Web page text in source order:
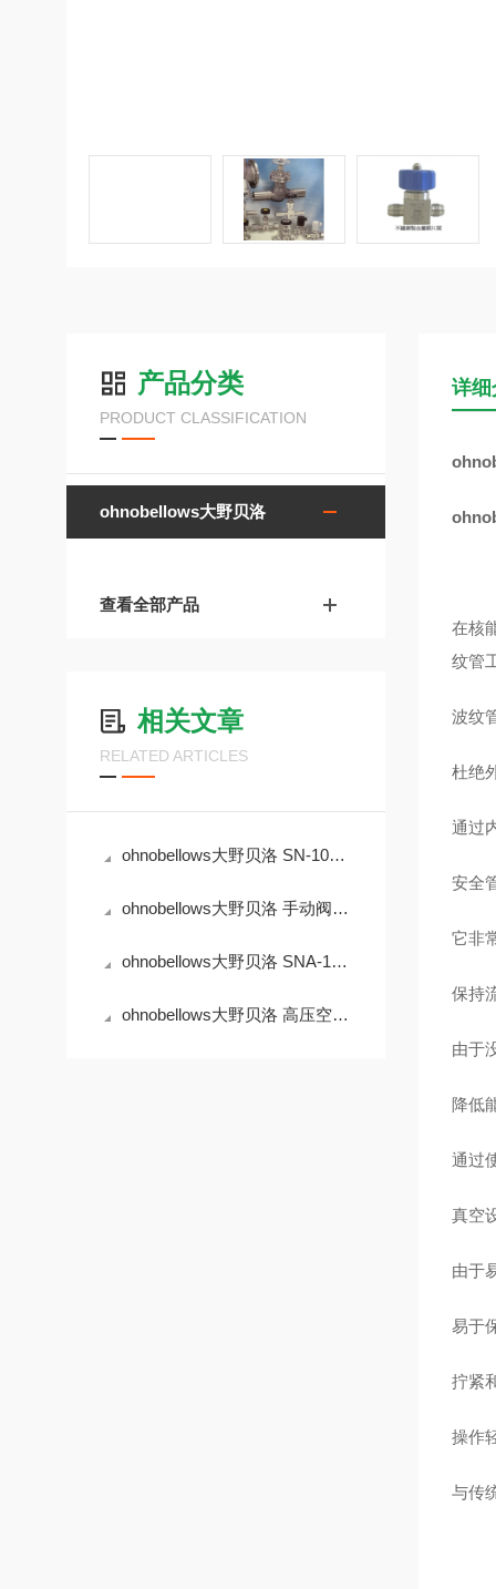
产品分类
PRODUCT CLASSIFICATION
ohnobellows大野贝洛
查看全部产品
相关文章
RELATED ARTICLES
ohnobellows大野贝洛 SN-10A-BW-250A-16-EP 手动阀
ohnobellows大野贝洛 手动阀 MS-04-BG-316L
ohnobellows大野贝洛 SNA-10B-BW-25A-NC-16-EP 手动阀
ohnobellows大野贝洛 高压空气动作阀 DSHA-04-BG-NC-316L-EP 华北
详细
在核
纹管
波纹
杜绝
通过
安全
它非
保持
由于
降低
通过
真空
由于
易于
拧紧
操作
与传